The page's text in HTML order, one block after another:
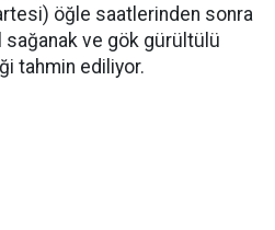
öğle saatlerinden sonra
ve gök gürültülü
tahmin ediliyor.